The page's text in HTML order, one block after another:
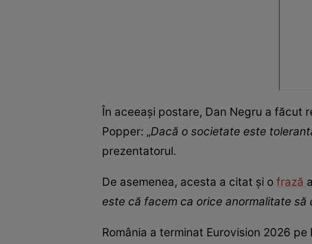
În aceeași postare, Dan Negru a făcut
Popper: „Dacă o societate este
prezentatorul.
De asemenea, acesta a citat și o frază
este că facem ca orice anormalitate să
România a terminat Eurovision 2026